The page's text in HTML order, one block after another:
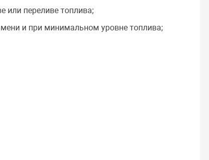
или переливе топлива;
и при минимальном уровне топлива;